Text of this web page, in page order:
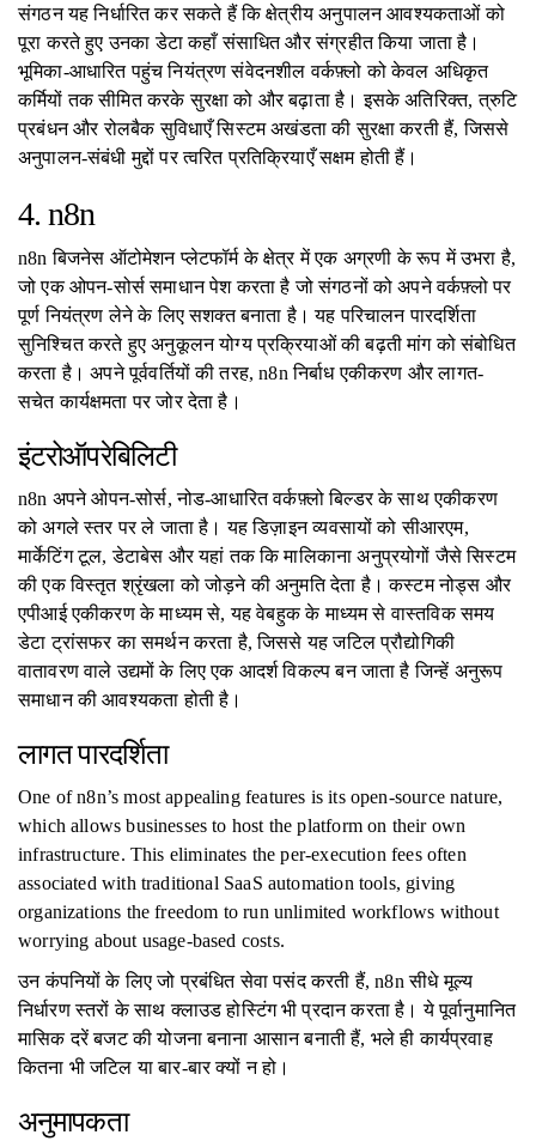
संगठन यह निर्धारित कर सकते हैं कि क्षेत्रीय अनुपालन आवश्यकताओं को
पूरा करते हुए उनका डेटा कहाँ संसाधित और संग्रहीत किया जाता है।
भूमिका-आधारित पहुंच नियंत्रण संवेदनशील वर्कफ़्लो को केवल अधिकृत
कर्मियों तक सीमित करके सुरक्षा को और बढ़ाता है। इसके अतिरिक्त, त्रुटि
प्रबंधन और रोलबैक सुविधाएँ सिस्टम अखंडता की सुरक्षा करती हैं, जिससे
अनुपालन-संबंधी मुद्दों पर त्वरित प्रतिक्रियाएँ सक्षम होती हैं।
4. n8n
n8n बिजनेस ऑटोमेशन प्लेटफॉर्म के क्षेत्र में एक अग्रणी के रूप में उभरा है,
जो एक ओपन-सोर्स समाधान पेश करता है जो संगठनों को अपने वर्कफ़्लो पर
पूर्ण नियंत्रण लेने के लिए सशक्त बनाता है। यह परिचालन पारदर्शिता
सुनिश्चित करते हुए अनुकूलन योग्य प्रक्रियाओं की बढ़ती मांग को संबोधित
करता है। अपने पूर्ववर्तियों की तरह, n8n निर्बाध एकीकरण और लागत-
सचेत कार्यक्षमता पर जोर देता है।
इंटरोऑपरेबिलिटी
n8n अपने ओपन-सोर्स, नोड-आधारित वर्कफ़्लो बिल्डर के साथ एकीकरण
को अगले स्तर पर ले जाता है। यह डिज़ाइन व्यवसायों को सीआरएम,
मार्केटिंग टूल, डेटाबेस और यहां तक ​​कि मालिकाना अनुप्रयोगों जैसे सिस्टम
की एक विस्तृत श्रृंखला को जोड़ने की अनुमति देता है। कस्टम नोड्स और
एपीआई एकीकरण के माध्यम से, यह वेबहुक के माध्यम से वास्तविक समय
डेटा ट्रांसफर का समर्थन करता है, जिससे यह जटिल प्रौद्योगिकी
वातावरण वाले उद्यमों के लिए एक आदर्श विकल्प बन जाता है जिन्हें अनुरूप
समाधान की आवश्यकता होती है।
लागत पारदर्शिता
One of n8n’s most appealing features is its open-source nature,
which allows businesses to host the platform on their own
infrastructure. This eliminates the per-execution fees often
associated with traditional SaaS automation tools, giving
organizations the freedom to run unlimited workflows without
worrying about usage-based costs.
उन कंपनियों के लिए जो प्रबंधित सेवा पसंद करती हैं, n8n सीधे मूल्य
निर्धारण स्तरों के साथ क्लाउड होस्टिंग भी प्रदान करता है। ये पूर्वानुमानित
मासिक दरें बजट की योजना बनाना आसान बनाती हैं, भले ही कार्यप्रवाह
कितना भी जटिल या बार-बार क्यों न हो।
अनुमापकता